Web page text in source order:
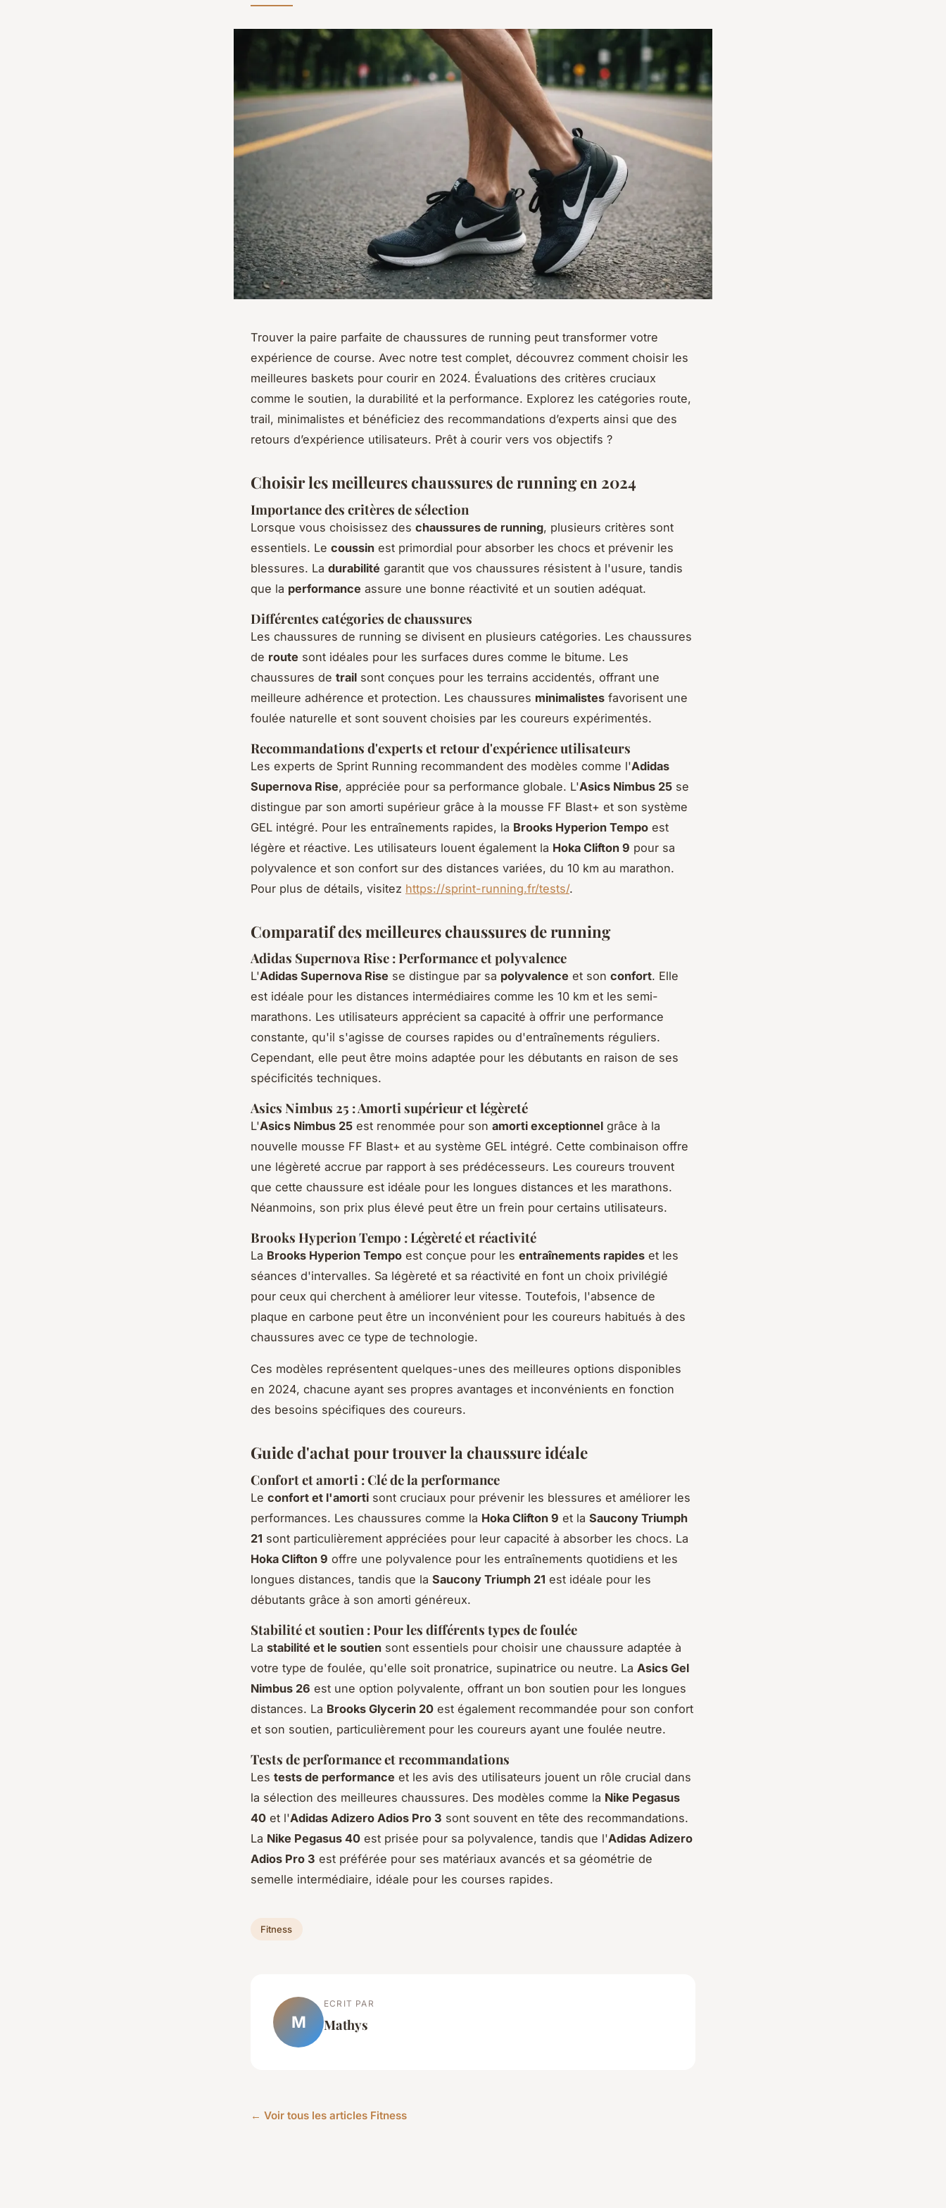
Trouver la paire parfaite de chaussures de running peut transformer votre
expérience de course. Avec notre test complet, découvrez comment choisir les
meilleures baskets pour courir en 2024. Évaluations des critères cruciaux
comme le soutien, la durabilité et la performance. Explorez les catégories route,
trail, minimalistes et bénéficiez des recommandations d’experts ainsi que des
retours d’expérience utilisateurs. Prêt à courir vers vos objectifs ?
Choisir les meilleures chaussures de running en 2024
Importance des critères de sélection
Lorsque vous choisissez des chaussures de running, plusieurs critères sont
essentiels. Le coussin est primordial pour absorber les chocs et prévenir les
blessures. La durabilité garantit que vos chaussures résistent à l'usure, tandis
que la performance assure une bonne réactivité et un soutien adéquat.
Différentes catégories de chaussures
Les chaussures de running se divisent en plusieurs catégories. Les chaussures
de route sont idéales pour les surfaces dures comme le bitume. Les
chaussures de trail sont conçues pour les terrains accidentés, offrant une
meilleure adhérence et protection. Les chaussures minimalistes favorisent une
foulée naturelle et sont souvent choisies par les coureurs expérimentés.
Recommandations d'experts et retour d'expérience utilisateurs
Les experts de Sprint Running recommandent des modèles comme l'Adidas
Supernova Rise, appréciée pour sa performance globale. L'Asics Nimbus 25 se
distingue par son amorti supérieur grâce à la mousse FF Blast+ et son système
GEL intégré. Pour les entraînements rapides, la Brooks Hyperion Tempo est
légère et réactive. Les utilisateurs louent également la Hoka Clifton 9 pour sa
polyvalence et son confort sur des distances variées, du 10 km au marathon.
Pour plus de détails, visitez https://sprint-running.fr/tests/.
Comparatif des meilleures chaussures de running
Adidas Supernova Rise : Performance et polyvalence
L'Adidas Supernova Rise se distingue par sa polyvalence et son confort. Elle
est idéale pour les distances intermédiaires comme les 10 km et les semi-
marathons. Les utilisateurs apprécient sa capacité à offrir une performance
constante, qu'il s'agisse de courses rapides ou d'entraînements réguliers.
Cependant, elle peut être moins adaptée pour les débutants en raison de ses
spécificités techniques.
Asics Nimbus 25 : Amorti supérieur et légèreté
L'Asics Nimbus 25 est renommée pour son amorti exceptionnel grâce à la
nouvelle mousse FF Blast+ et au système GEL intégré. Cette combinaison offre
une légèreté accrue par rapport à ses prédécesseurs. Les coureurs trouvent
que cette chaussure est idéale pour les longues distances et les marathons.
Néanmoins, son prix plus élevé peut être un frein pour certains utilisateurs.
Brooks Hyperion Tempo : Légèreté et réactivité
La Brooks Hyperion Tempo est conçue pour les entraînements rapides et les
séances d'intervalles. Sa légèreté et sa réactivité en font un choix privilégié
pour ceux qui cherchent à améliorer leur vitesse. Toutefois, l'absence de
plaque en carbone peut être un inconvénient pour les coureurs habitués à des
chaussures avec ce type de technologie.
Ces modèles représentent quelques-unes des meilleures options disponibles
en 2024, chacune ayant ses propres avantages et inconvénients en fonction
des besoins spécifiques des coureurs.
Guide d'achat pour trouver la chaussure idéale
Confort et amorti : Clé de la performance
Le confort et l'amorti sont cruciaux pour prévenir les blessures et améliorer les
performances. Les chaussures comme la Hoka Clifton 9 et la Saucony Triumph
21 sont particulièrement appréciées pour leur capacité à absorber les chocs. La
Hoka Clifton 9 offre une polyvalence pour les entraînements quotidiens et les
longues distances, tandis que la Saucony Triumph 21 est idéale pour les
débutants grâce à son amorti généreux.
Stabilité et soutien : Pour les différents types de foulée
La stabilité et le soutien sont essentiels pour choisir une chaussure adaptée à
votre type de foulée, qu'elle soit pronatrice, supinatrice ou neutre. La Asics Gel
Nimbus 26 est une option polyvalente, offrant un bon soutien pour les longues
distances. La Brooks Glycerin 20 est également recommandée pour son confort
et son soutien, particulièrement pour les coureurs ayant une foulée neutre.
Tests de performance et recommandations
Les tests de performance et les avis des utilisateurs jouent un rôle crucial dans
la sélection des meilleures chaussures. Des modèles comme la Nike Pegasus
40 et l'Adidas Adizero Adios Pro 3 sont souvent en tête des recommandations.
La Nike Pegasus 40 est prisée pour sa polyvalence, tandis que l'Adidas Adizero
Adios Pro 3 est préférée pour ses matériaux avancés et sa géométrie de
semelle intermédiaire, idéale pour les courses rapides.
Fitness
M
ECRIT PAR
Mathys
← Voir tous les articles Fitness